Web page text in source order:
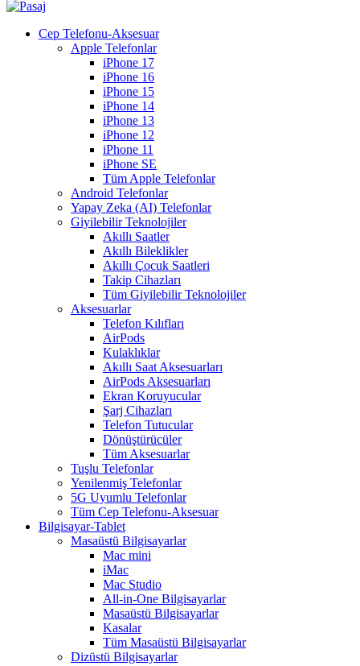
Cep Telefonu-Aksesuar
Apple Telefonlar
iPhone 17
iPhone 16
iPhone 15
iPhone 14
iPhone 13
iPhone 12
iPhone 11
iPhone SE
Tüm Apple Telefonlar
Android Telefonlar
Yapay Zeka (AI) Telefonlar
Giyilebilir Teknolojiler
Akıllı Saatler
Akıllı Bileklikler
Akıllı Çocuk Saatleri
Takip Cihazları
Tüm Giyilebilir Teknolojiler
Aksesuarlar
Telefon Kılıfları
AirPods
Kulaklıklar
Akıllı Saat Aksesuarları
AirPods Aksesuarları
Ekran Koruyucular
Şarj Cihazları
Telefon Tutucular
Dönüştürücüler
Tüm Aksesuarlar
Tuşlu Telefonlar
Yenilenmiş Telefonlar
5G Uyumlu Telefonlar
Tüm Cep Telefonu-Aksesuar
Bilgisayar-Tablet
Masaüstü Bilgisayarlar
Mac mini
iMac
Mac Studio
All-in-One Bilgisayarlar
Masaüstü Bilgisayarlar
Kasalar
Tüm Masaüstü Bilgisayarlar
Dizüstü Bilgisayarlar